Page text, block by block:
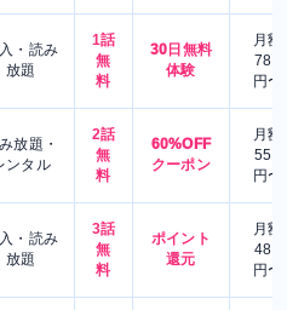
・読み
放題
1話
無
料
30日無料
体験
月額
780
円〜
放題・
ンタル
2話
無
料
60%OFF
クーポン
月額
550
円〜
・読み
放題
3話
無
料
ポイント
還元
月額
480
円〜